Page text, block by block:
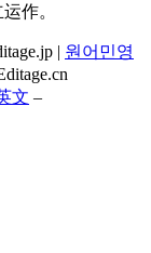
作。
| 원어민영
文 –